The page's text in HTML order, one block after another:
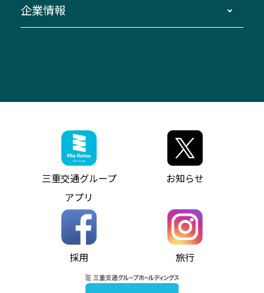
伊勢二見鳥羽周遊バスCANばす
「みえブルーライン」（三重大学病院直通バ
神都ライナー
ミジュマルのラッピングバス（鈴鹿管内）
参宮バス
神都バス
パールシャトル
バス情報の見える化
コミュニティバス
バス・タクシー交通広告
異常事態発生時のお願い
桑名・長島温泉・金城ふ頭駅～中部国際空港
（休止中）
お客様駐車場のご案内
アイコンの説明
インターネット予約
よくあるご質問
お問い合わせ
美し国周遊ばす
自家用自動車車両運行管理
ザ・バスコレクション三重交通バスセット
三重交通公式グッズ
企業情報
ファンコーナー
お問い合わせ
お知らせ・最新情報一覧
ニュースリリース
お問い合わせ
個人情報保護方針
ソーシャルメディア運用ポリシー
ホームページのご利用にあたって
Notes for Using this Website
三重交通グループ
アプリ
お知らせ
採用 旅行